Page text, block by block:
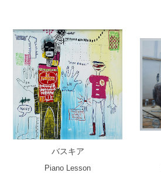
バスキア
Piano Lesson